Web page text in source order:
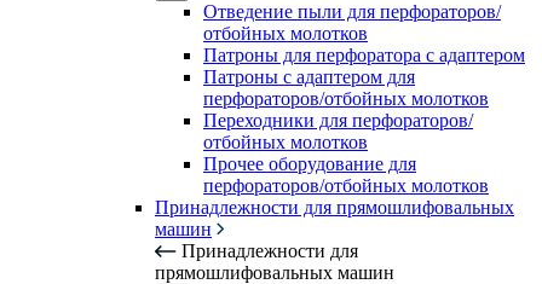
Отведение пыли для перфораторов/
отбойных молотков
Патроны для перфоратора с адаптером
Патроны с адаптером для
перфораторов/отбойных молотков
Переходники для перфораторов/
отбойных молотков
Прочее оборудование для
перфораторов/отбойных молотков
Принадлежности для прямошлифовальных
машин
Принадлежности для
прямошлифовальных машин